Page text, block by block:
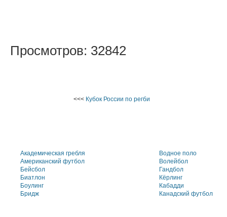
Просмотров: 32842
<<< Кубок России по регби
Академическая гребля
Американский футбол
Бейсбол
Биатлон
Боулинг
Бридж
Водное поло
Волейбол
Гандбол
Кёрлинг
Кабадди
Канадский футбол